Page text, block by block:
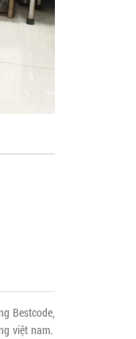
Bestcode,
việt nam.